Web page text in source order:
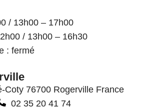
/ 13h00 – 17h00
/ 13h00 – 16h30
: fermé
Coty 76700 Rogerville France
02 35 20 41 74